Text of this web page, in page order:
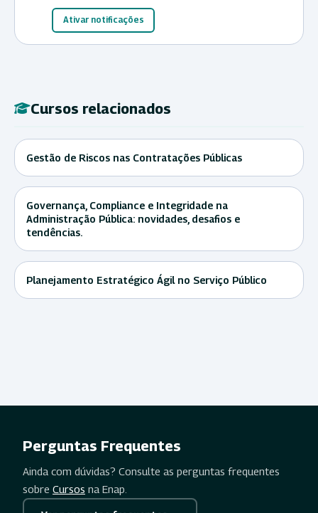
Ativar notificações
Cursos relacionados
Gestão de Riscos nas Contratações Públicas
Governança, Compliance e Integridade na
Administração Pública: novidades, desafios e
tendências.
Planejamento Estratégico Ágil no Serviço Público
Perguntas Frequentes
Ainda com dúvidas? Consulte as perguntas frequentes
sobre Cursos na Enap.